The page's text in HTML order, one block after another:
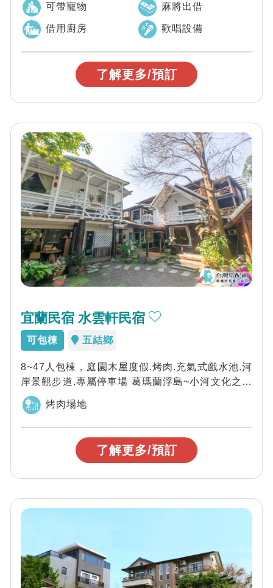
可帶寵物 麻將出借
借用廚房 歡唱設備
了解更多/預訂
宜蘭民宿 水雲軒民宿
可包棟 五結鄉
8~47人包棟，庭園木屋度假.烤肉.充氣式戲水池.河
岸景觀步道.專屬停車場 葛瑪蘭浮島~小河文化之約
(需付費).卡拉OK(外叫廠...
烤肉場地
了解更多/預訂